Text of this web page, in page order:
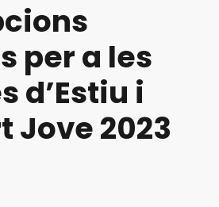
per a les
d’Estiu i
Jove 2023